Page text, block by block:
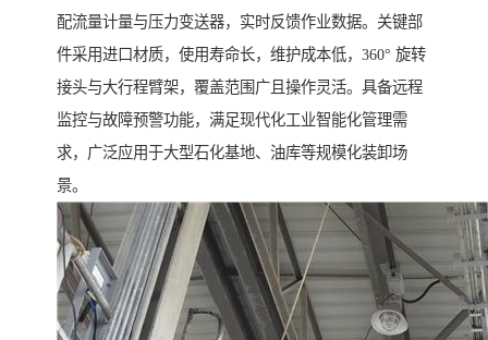
配流量计量与压力变送器，实时反馈作业数据。关键部
件采用进口材质，使用寿命长，维护成本低，360° 旋转
接头与大行程臂架，覆盖范围广且操作灵活。具备远程
监控与故障预警功能，满足现代化工业智能化管理需
求，广泛应用于大型石化基地、油库等规模化装卸场
景。